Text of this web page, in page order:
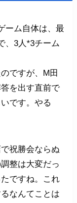
ーム自体は、最
、3人*3チーム
ですが、M田
を出す直前で
です。やる
祝勝会ならぬ
整は大変だっ
ですね。これ
なんてことは